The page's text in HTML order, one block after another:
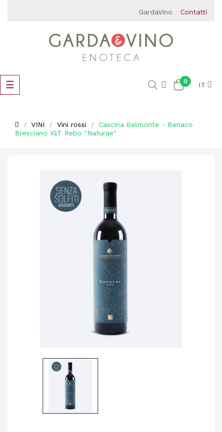
GardaVino Contatti
navigazione
Toggle
☰ 0 IT
VINI Vini rossi
Cascina Belmonte - Benaco
Bresciano IGT Rebo "Naturae"